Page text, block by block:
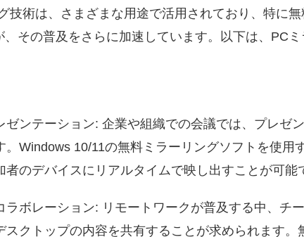
技術は、さまざまな用途で活用されており、特に
、その普及をさらに加速しています。以下は、PC
ゼンテーション: 企業や組織での会議では、プレゼ
。Windows 10/11の無料ミラーリングソフトを使
者のデバイスにリアルタイムで映し出すことが可能
ラボレーション: リモートワークが普及する中、チ
スクトップの内容を共有することが求められます